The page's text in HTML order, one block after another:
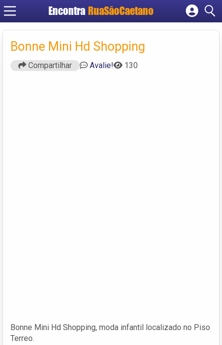
Encontra RuaSãoCaetano
Cadastrar empresa
Criar conta
Bonne Mini Hd Shopping
Compartilhar Avalie! 130
Bonne Mini Hd Shopping, moda infantil localizado no Piso
Terreo.